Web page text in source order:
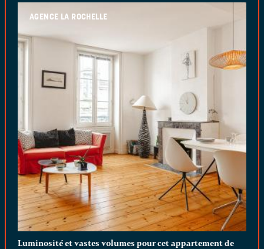
AGENCE LA ROCHELLE
Luminosité et vastes volumes pour cet appartement de